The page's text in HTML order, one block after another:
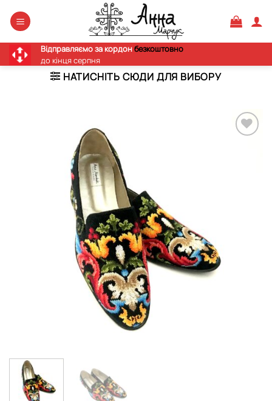
Відправляємо за кордонбезкоштовно
до кінця серпня
НАТИСНІТЬ СЮДИ ДЛЯ ВИБОРУ